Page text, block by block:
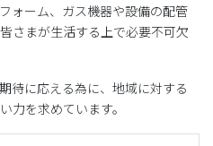
ォーム、ガス機器や設備の配管
さまが生活する上で必要不可欠
待に応える為に、地域に対する
力を求めています。